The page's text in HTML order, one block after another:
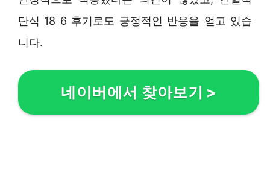
단식 18 6 후기로도 긍정적인 반응을 얻고 있습
니다.
네이버에서 찾아보기 >